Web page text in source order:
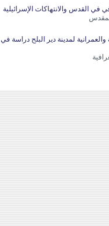
في القدس والانتهاكات الإسرائيلية
لمدينة دير البلح دراسة في